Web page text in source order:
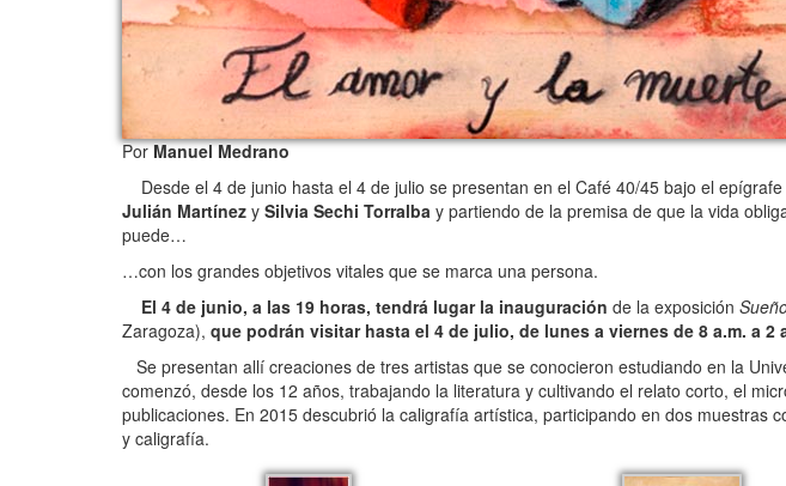
PorManuel Medrano
Desde el 4 de junio hasta el 4 de julio se presentan en el Café 40/45 bajo el
Julián Martínez y Silvia Sechi Torralba y partiendo de la premisa de que la vida
puede…
…con los grandes objetivos vitales que se marca una persona.
El 4 de junio, a las 19 horas, tendrá lugar la inauguración de la exposición
Zaragoza), que podrán visitar hasta el 4 de julio, de lunes a viernes de 8 a.m. a 2
Se presentan allí creaciones de tres artistas que se conocieron estudiando en la
comenzó, desde los 12 años, trabajando la literatura y cultivando el relato corto, el
publicaciones. En 2015 descubrió la caligrafía artística, participando en dos muestras
y caligrafía.